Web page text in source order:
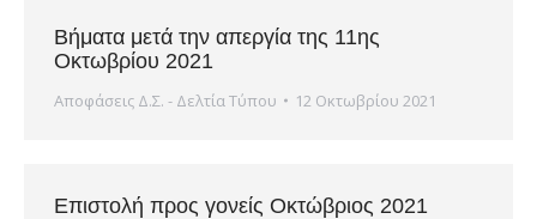
Βήματα μετά την απεργία της 11ης
Οκτωβρίου 2021
Αποφάσεις Δ.Σ. - Δελτία Τύπου 12 Οκτωβρίου 2021
Επιστολή προς γονείς Οκτώβριος 2021